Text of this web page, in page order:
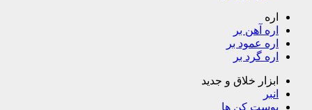
اره
اره آهن بر
اره عمود بر
اره گرد بر
ابزار خلاق و جدید
انبر
پوست کن ها